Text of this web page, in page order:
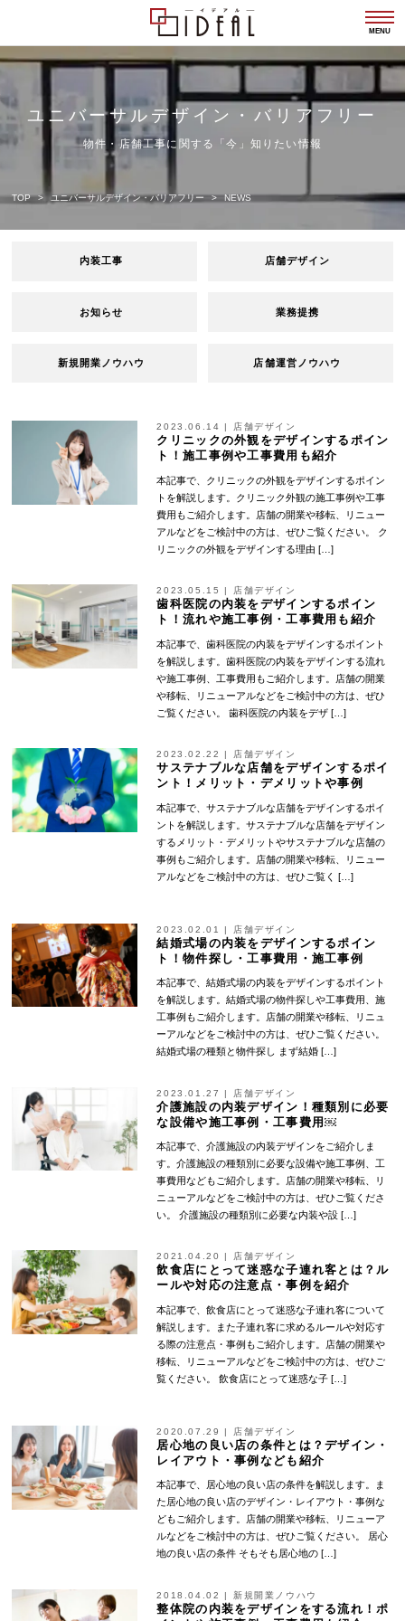
MENU
ユニバーサルデザイン・バリアフリー
物件・店舗工事に関する「今」知りたい情報
TOP ユニバーサルデザイン・バリアフリー NEWS
内装工事 店舗デザイン
お知らせ 業務提携
新規開業ノウハウ 店舗運営ノウハウ
2023.06.14 店舗デザイン
クリニックの外観をデザインするポイン
ト！施工事例や工事費用も紹介
本記事で、クリニックの外観をデザインするポイン
トを解説します。クリニック外観の施工事例や工事
費用もご紹介します。店舗の開業や移転、リニュー
アルなどをご検討中の方は、ぜひご覧ください。 ク
リニックの外観をデザインする理由 […]
2023.05.15 | 店舗デザイン
歯科医院の内装をデザインするポイン
ト！流れや施工事例・工事費用も紹介
本記事で、歯科医院の内装をデザインするポイント
を解説します。歯科医院の内装をデザインする流れ
や施工事例、工事費用もご紹介します。店舗の開業
や移転、リニューアルなどをご検討中の方は、ぜひ
ご覧ください。 歯科医院の内装をデザ […]
2023.02.22 | 店舗デザイン
サステナブルな店舗をデザインするポイ
ント！メリット・デメリットや事例
本記事で、サステナブルな店舗をデザインするポイ
ントを解説します。サステナブルな店舗をデザイン
するメリット・デメリットやサステナブルな店舗の
事例もご紹介します。店舗の開業や移転、リニュー
アルなどをご検討中の方は、ぜひご覧く […]
2023.02.01 | 店舗デザイン
結婚式場の内装をデザインするポイン
ト！物件探し・工事費用・施工事例
本記事で、結婚式場の内装をデザインするポイント
を解説します。結婚式場の物件探しや工事費用、施
工事例もご紹介します。店舗の開業や移転、リニュ
ーアルなどをご検討中の方は、ぜひご覧ください。
結婚式場の種類と物件探し まず結婚 […]
2023.01.27 | 店舗デザイン
介護施設の内装デザイン！種類別に必要
な設備や施工事例・工事費用￼
本記事で、介護施設の内装デザインをご紹介しま
す。介護施設の種類別に必要な設備や施工事例、工
事費用などもご紹介します。店舗の開業や移転、リ
ニューアルなどをご検討中の方は、ぜひご覧くださ
い。 介護施設の種類別に必要な内装や設 […]
2021.04.20 店舗デザイン
飲食店にとって迷惑な子連れ客とは？ル
ールや対応の注意点・事例を紹介
本記事で、飲食店にとって迷惑な子連れ客について
解説します。また子連れ客に求めるルールや対応す
る際の注意点・事例もご紹介します。店舗の開業や
移転、リニューアルなどをご検討中の方は、ぜひご
覧ください。 飲食店にとって迷惑な子 […]
2020.07.29 | 店舗デザイン
居心地の良い店の条件とは？デザイン・
レイアウト・事例なども紹介
本記事で、居心地の良い店の条件を解説します。ま
た居心地の良い店のデザイン・レイアウト・事例な
どもご紹介します。店舗の開業や移転、リニューア
ルなどをご検討中の方は、ぜひご覧ください。 居心
地の良い店の条件 そもそも居心地の […]
2018.04.02 | 新規開業ノウハウ
整体院の内装をデザインをする流れ！ポ